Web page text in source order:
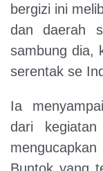
bergizi ini
dan daerah
sambung dia,
serentak se
Ia
dari